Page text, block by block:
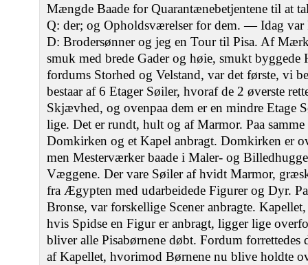
Mængde Baade for Quarantænebetjentene til at
Q: der; og Opholdsværelser for dem. — Idag var
D: Brodersønner og jeg en Tour til Pisa. Af
smuk med brede Gader og høie, smukt byggede
fordums Storhed og Velstand, var det første, vi
bestaar af 6 Etager Søiler, hvoraf de 2 øverste
Skjævhed, og ovenpaa dem er en mindre Etage
lige. Det er rundt, hult og af Marmor. Paa
Domkirken og et Kapel anbragt. Domkirken er
men Mesterværker baade i Maler- og
Væggene. Der vare Søiler af hvidt Marmor,
fra Ægypten med udarbeidede Figurer og Dyr.
Bronse, var forskellige Scener anbragte.
hvis Spidse en Figur er anbragt, ligger lige
bliver alle Pisabørnene døbt. Fordum forrettedes
af Kapellet, hvorimod Børnene nu blive holdte